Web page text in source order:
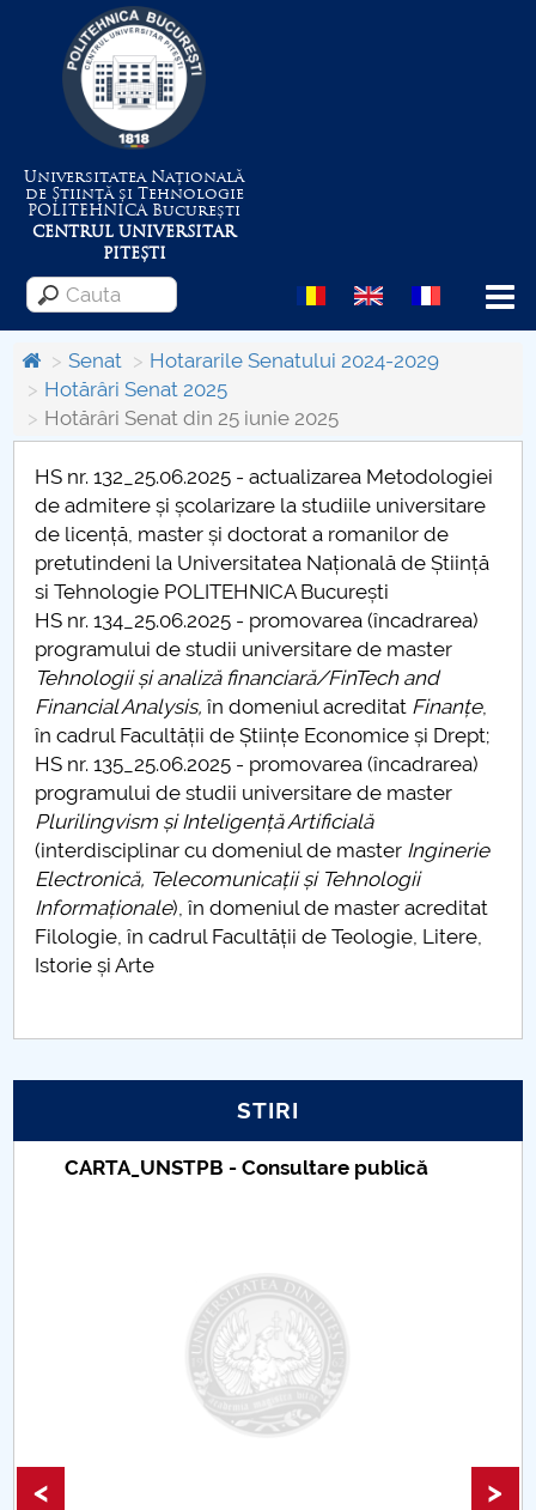
Universitatea Națională
de Știință și Tehnologie
POLITEHNICABucurești
CENTRUL UNIVERSITAR
PITEȘTI
Menu
Despre Universitate
Centrul de Management al Proiectelor
Consiliul de Administratie
Nr. de telefon si adrese Facultăți
Admitere
Români de pretutindeni - ADMITERE
Senat
Facultăți
Studenți
Ghiduri pentru STUDENȚI
Proiect PRIM STUD
Protecția datelor personale
UNIVERSITATE pentru comunitate
IOSUD/CSUD-Doctorate
Comisie de etica unversitară
Senat
Hotararile Senatului 2024-2029
Hotărâri Senat 2025
Hotărâri Senat din 25 iunie 2025
HS nr. 132_25.06.2025 - actualizarea Metodologiei
de admitere și școlarizare la studiile universitare
de licență, master și doctorat a romanilor de
pretutindeni la Universitatea Națională de Știință
si Tehnologie POLITEHNICA București
HS nr. 134_25.06.2025 - promovarea (încadrarea)
programului de studii universitare de master
Tehnologii și analiză financiară/FinTech and
Financial Analysis,în domeniul acreditat Finanțe,
în cadrul Facultății de Științe Economice și Drept;
HS nr. 135_25.06.2025 - promovarea (încadrarea)
programului de studii universitare de master
Plurilingvism și Inteligență Artificială
(interdisciplinar cu domeniul de master Inginerie
Electronică, Telecomunicații și Tehnologii
Informaționale), în domeniul de master acreditat
Filologie, în cadrul Facultății de Teologie, Litere,
Istorie și Arte
STIRI
CARTA_UNSTPB - Consultare publică
< >